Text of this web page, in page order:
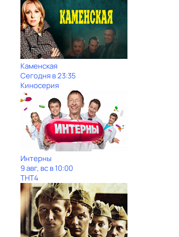
Каменская
Сегодня в 23:35
Киносерия
Интерны
9 авг, вс в 10:00
ТНТ4